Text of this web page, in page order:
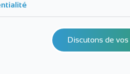
Discutons de